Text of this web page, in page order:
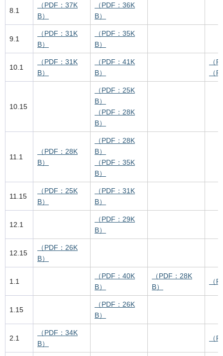
8.1
（PDF：37K
B）
（PDF：36K
B）
9.1
（PDF：31K
B）
（PDF：35K
B）
10.1
（PDF：31K
B）
（PDF：41K
B）
（
（
10.15
（PDF：25K
B）
（PDF：28K
B）
11.1
（PDF：28K
B）
（PDF：28K
B）
（PDF：35K
B）
11.15
（PDF：25K
B）
（PDF：31K
B）
12.1
（PDF：29K
B）
12.15
（PDF：26K
B）
1.1
（PDF：40K
B）
（PDF：28K
B）
（
1.15
（PDF：26K
B）
2.1
（PDF：34K
B）
（